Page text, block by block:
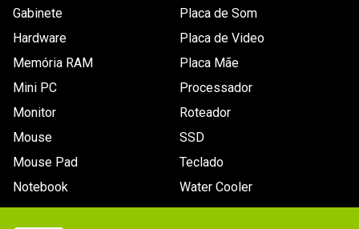
Classificação etária
- Violência
- Padrão: 1.
- Single Player: 1.
Gabinete
Hardware
Memória RAM
Mini PC
Monitor
Mouse
Mouse Pad
Notebook
Placa de Som
Placa de Video
Placa Mãe
Processador
Roteador
SSD
Teclado
Water Cooler